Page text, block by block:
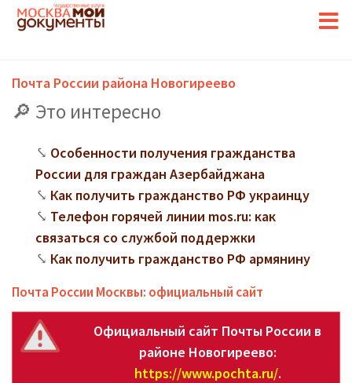
Почта России района Новогиреево
Это интересно
Особенности получения гражданства
России для граждан Азербайджана
Как получить гражданство РФ украинцу
Телефон горячей линии mos.ru: как
связаться со службой поддержки
Как получить гражданство РФ армянину
Почта России Москвы: официальный сайт
Официальный сайт Почты России в
районе Новогиреево:
https://www.pochta.ru/.